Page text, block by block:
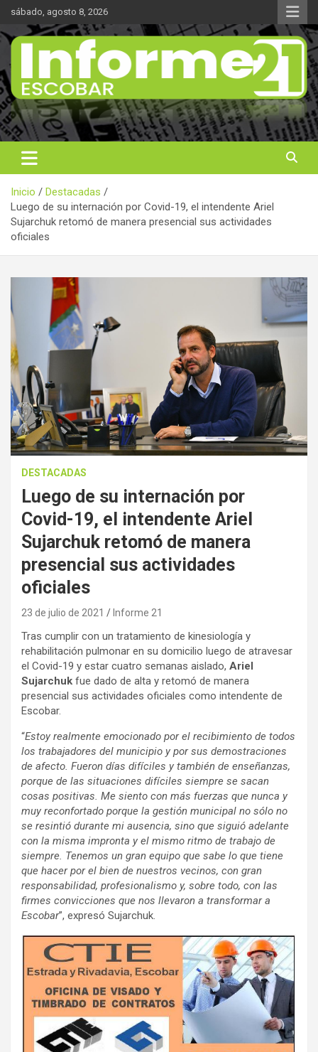
Saltar
contenido
sábado, agosto 8, 2026
Informe 21
Noticas reales
Inicio
Destacadas
Luego de su internación por Covid-19, el intendente Ariel
Sujarchuk retomó de manera presencial sus actividades
oficiales
DESTACADAS
Luego de su internación por
Covid-19, el intendente Ariel
Sujarchuk retomó de manera
presencial sus actividades
oficiales
23 de julio de 2021 Informe 21
Tras cumplir con un tratamiento de kinesiología y
rehabilitación pulmonar en su domicilio luego de atravesar
el Covid-19 y estar cuatro semanas aislado, Ariel
Sujarchuk fue dado de alta y retomó de manera
presencial sus actividades oficiales como intendente de
Escobar.
“Estoy realmente emocionado por el recibimiento de todos
los trabajadores del municipio y por sus demostraciones
de afecto. Fueron días difíciles y también de enseñanzas,
porque de las situaciones difíciles siempre se sacan
cosas positivas. Me siento con más fuerzas que nunca y
muy reconfortado porque la gestión municipal no sólo no
se resintió durante mi ausencia, sino que siguió adelante
con la misma impronta y el mismo ritmo de trabajo de
siempre. Tenemos un gran equipo que sabe lo que tiene
que hacer por el bien de nuestros vecinos, con gran
responsabilidad, profesionalismo y, sobre todo, con las
firmes convicciones que nos llevaron a transformar a
Escobar”, expresó Sujarchuk.